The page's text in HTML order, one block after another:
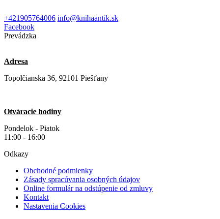
+421905764006 info@knihaantik.sk
Facebook
Prevádzka
Adresa
Topolčianska 36, 92101 Piešťany
Otváracie hodiny
Pondelok - Piatok
11:00 - 16:00
Odkazy
Obchodné podmienky
Zásady spracúvania osobných údajov
Online formulár na odstúpenie od zmluvy
Kontakt
Nastavenia Cookies